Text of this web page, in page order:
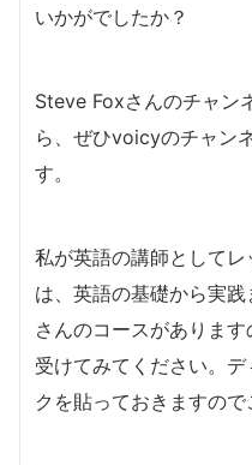
いかがでしたか？
Steve Foxさんのチャン
ら、ぜひvoicyのチャン
す。
私が英語の講師として
は、英語の基礎から実
さんのコースがありま
受けてみてください。
クを貼っておきますので